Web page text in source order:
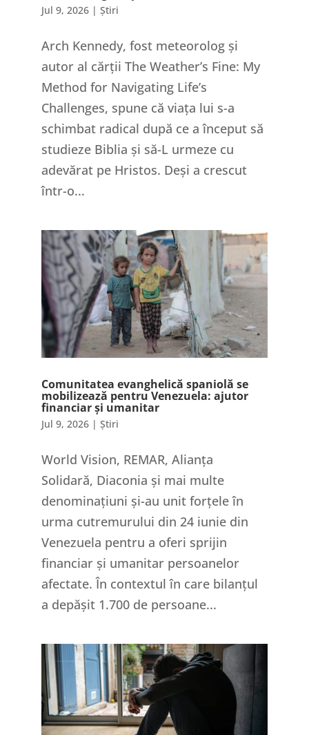
Jul 9, 2026| Știri
Arch Kennedy, fost meteorolog și
autor al cărții The Weather’s Fine: My
Method for Navigating Life’s
Challenges, spune că viața lui s-a
schimbat radical după ce a început să
studieze Biblia și să-L urmeze cu
adevărat pe Hristos. Deși a crescut
într-o...
Comunitatea evanghelică spaniolă se
mobilizează pentru Venezuela: ajutor
financiar și umanitar
Jul 9, 2026| Știri
World Vision, REMAR, Alianța
Solidară, Diaconia și mai multe
denominațiuni și-au unit forțele în
urma cutremurului din 24 iunie din
Venezuela pentru a oferi sprijin
financiar și umanitar persoanelor
afectate. În contextul în care bilanțul
a depășit 1.700 de persoane...